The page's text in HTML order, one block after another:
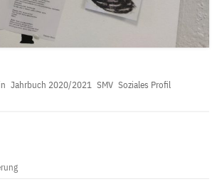
Jahrbuch 2020/2021 SMV Soziales Profil